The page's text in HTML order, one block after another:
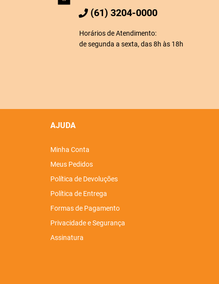
(61) 3204-0000
Horários de Atendimento:
de segunda a sexta, das 8h às 18h
AJUDA
Minha Conta
Meus Pedidos
Política de Devoluções
Política de Entrega
Formas de Pagamento
Privacidade e Segurança
Assinatura